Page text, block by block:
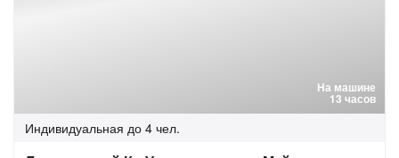
На машине
13 часов
Индивидуальная до 4 чел.